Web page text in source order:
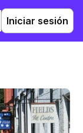
Iniciar sesión